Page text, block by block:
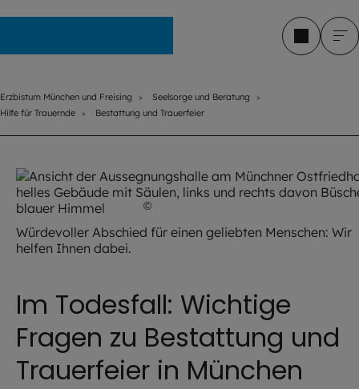
Erzbistum München und Freising
Seelsorge und Beratung
Hilfe für Trauernde
Bestattung und Trauerfeier
©
Würdevoller Abschied für einen geliebten Menschen: Wir
helfen Ihnen dabei.
Im Todesfall: Wichtige
Fragen zu Bestattung und
Trauerfeier in München